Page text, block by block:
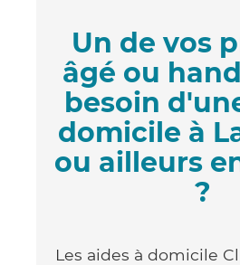
Un de vos
âgé ou
besoin
domicile à
ou ailleurs
?
Les aides à domicile